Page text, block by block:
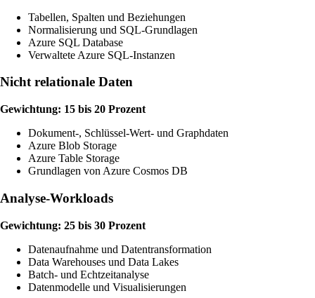
Tabellen, Spalten und Beziehungen
Normalisierung und SQL-Grundlagen
Azure SQL Database
Verwaltete Azure SQL-Instanzen
Nicht relationale Daten
Gewichtung: 15 bis 20 Prozent
Dokument-, Schlüssel-Wert- und Graphdaten
Azure Blob Storage
Azure Table Storage
Grundlagen von Azure Cosmos DB
Analyse-Workloads
Gewichtung: 25 bis 30 Prozent
Datenaufnahme und Datentransformation
Data Warehouses und Data Lakes
Batch- und Echtzeitanalyse
Datenmodelle und Visualisierungen